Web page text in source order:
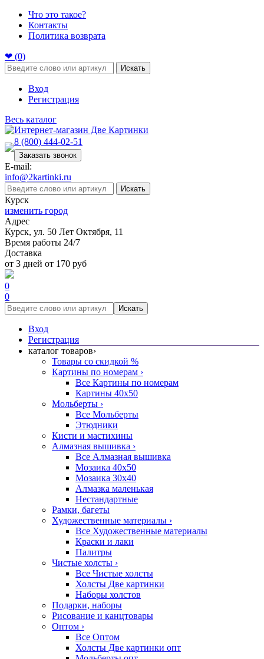
Что это такое?
Контакты
Политика возврата
❤ (0)
Искать
Вход
Регистрация
Весь каталог
8 (800) 444-02-51
Заказать звонок
E-mail:
info@2kartinki.ru
Искать
Курск
изменить город
Адрес
Курск, ул. 50 Лет Октября, 11
Время работы 24/7
Доставка
от 3 дней от 170 руб
0
0
Искать
Вход
Регистрация
каталог товаров›
Товары со скидкой %
Картины по номерам ›
Все Картины по номерам
Картины 40x50
Мольберты ›
Все Мольберты
Этюдники
Кисти и мастихины
Алмазная вышивка ›
Все Алмазная вышивка
Мозаика 40x50
Мозаика 30x40
Алмазка маленькая
Нестандартные
Рамки, багеты
Художественные материалы ›
Все Художественные материалы
Краски и лаки
Палитры
Чистые холсты ›
Все Чистые холсты
Холсты Две картинки
Наборы холстов
Подарки, наборы
Рисование и канцтовары
Оптом ›
Все Оптом
Холсты Две картинки опт